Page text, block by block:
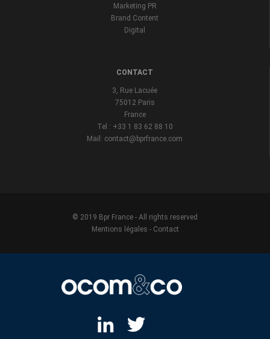
Marketing PR
Brand Content
Digital
CONTACT
3, Rue Lacuée
75012 Paris
France
Tel : +33 1 83 62 88 10
Mail: contact@bprfrance.com
© 2019 Bpr France - All rights reserved
Mentions légales - Contact